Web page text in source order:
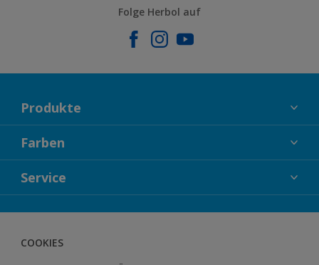
Folge Herbol auf
Produkte
FASSADENFARBEN
INNENFARBEN
LACKE
BODENSYSTEM
Farben
KOLLEKTIONEN
FARBTRENDS
FARBBERATUNG
Service
HERBOL NACHRICHTEN
COOKIES